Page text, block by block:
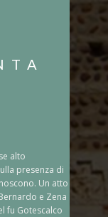
alto
presenza di
Un atto
e Zena
fu Gotescalco